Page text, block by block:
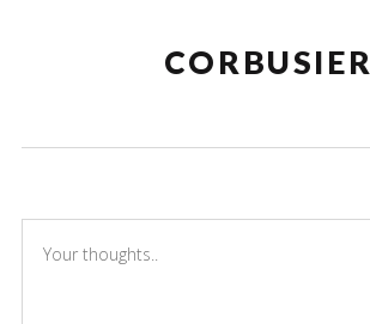
CORBUSIER
THERE ARE NO COMMENTS